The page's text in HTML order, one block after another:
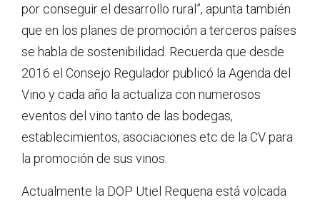
por conseguir el desarrollo rural”, apunta también
que en los planes de promoción a terceros países
se habla de sostenibilidad. Recuerda que desde
2016 el Consejo Regulador publicó la Agenda del
Vino y cada año la actualiza con numerosos
eventos del vino tanto de las bodegas,
establecimientos, asociaciones etc de la CV para
la promoción de sus vinos.
Actualmente la DOP Utiel Requena está volcada